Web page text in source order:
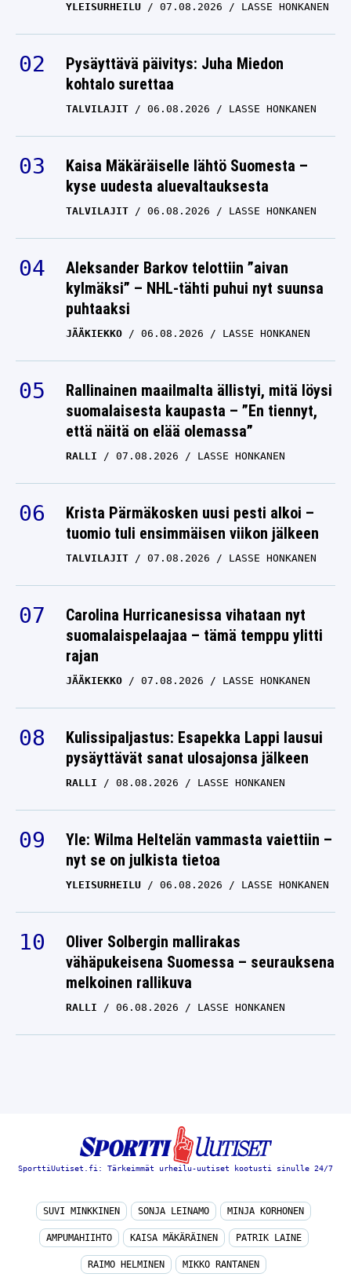
YLEISURHEILU 07.08.2026 LASSE HONKANEN
Pysäyttävä päivitys: Juha Miedon
kohtalo surettaa
TALVILAJIT 06.08.2026 LASSE HONKANEN
Kaisa Mäkäräiselle lähtö Suomesta –
kyse uudesta aluevaltauksesta
TALVILAJIT 06.08.2026 LASSE HONKANEN
Aleksander Barkov telottiin ”aivan
kylmäksi” – NHL-tähti puhui nyt suunsa
puhtaaksi
JÄÄKIEKKO 06.08.2026 LASSE HONKANEN
Rallinainen maailmalta ällistyi, mitä löysi
suomalaisesta kaupasta – ”En tiennyt,
että näitä on elää olemassa”
RALLI 07.08.2026 LASSE HONKANEN
Krista Pärmäkosken uusi pesti alkoi –
tuomio tuli ensimmäisen viikon jälkeen
TALVILAJIT 07.08.2026 LASSE HONKANEN
Carolina Hurricanesissa vihataan nyt
suomalaispelaajaa – tämä temppu ylitti
rajan
JÄÄKIEKKO 07.08.2026 LASSE HONKANEN
Kulissipaljastus: Esapekka Lappi lausui
pysäyttävät sanat ulosajonsa jälkeen
RALLI 08.08.2026 LASSE HONKANEN
Yle: Wilma Heltelän vammasta vaiettiin –
nyt se on julkista tietoa
YLEISURHEILU 06.08.2026 LASSE HONKANEN
Oliver Solbergin mallirakas
vähäpukeisena Suomessa – seurauksena
melkoinen rallikuva
RALLI 06.08.2026 LASSE HONKANEN
SporttiUutiset.fi: Tärkeimmät urheilu-uutiset kootusti sinulle 24/7
SUVI MINKKINEN SONJA LEINAMO MINJA KORHONEN
AMPUMAHIIHTO KAISA MÄKÄRÄINEN PATRIK LAINE
RAIMO HELMINEN MIKKO RANTANEN